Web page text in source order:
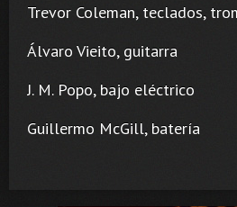
Trevor Coleman, teclados,
Álvaro Vieito, guitarra
J. M. Popo, bajo eléctrico
Guillermo McGill, batería